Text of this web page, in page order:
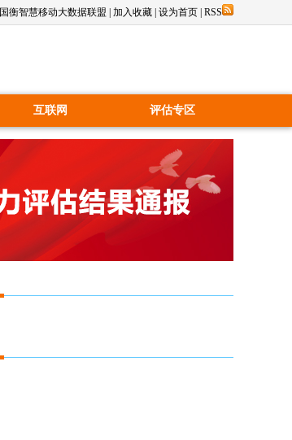
国衡智慧移动大数据联盟 加入收藏 设为首页 RSS
互联网 评估专区